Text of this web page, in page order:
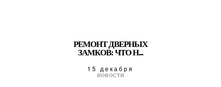
РЕМОНТ ДВЕРНЫХ
ЗАМКОВ: ЧТО Н...
15 декабря
НОВОСТИ